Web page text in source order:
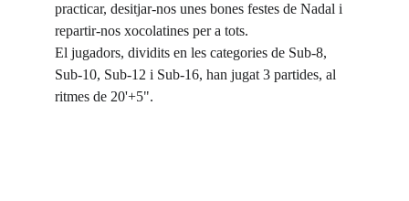
practicar, desitjar-nos unes bones festes de Nadal i
repartir-nos xocolatines per a tots.
El jugadors, dividits en les categories de Sub-8,
Sub-10, Sub-12 i Sub-16, han jugat 3 partides, al
ritmes de 20'+5".